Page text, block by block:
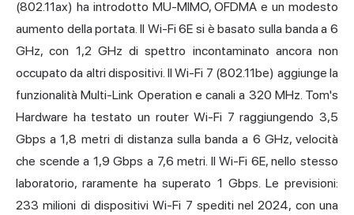
(802.11ax) ha introdotto MU-MIMO, OFDMA e un modesto
aumento della portata. Il Wi-Fi 6E si è basato sulla banda a 6
GHz, con 1,2 GHz di spettro incontaminato ancora non
occupato da altri dispositivi. Il Wi-Fi 7 (802.11be) aggiunge la
funzionalità Multi-Link Operation e canali a 320 MHz. Tom's
Hardware ha testato un router Wi-Fi 7 raggiungendo 3,5
Gbps a 1,8 metri di distanza sulla banda a 6 GHz, velocità
che scende a 1,9 Gbps a 7,6 metri. Il Wi-Fi 6E, nello stesso
laboratorio, raramente ha superato 1 Gbps. Le previsioni:
233 milioni di dispositivi Wi-Fi 7 spediti nel 2024, con una